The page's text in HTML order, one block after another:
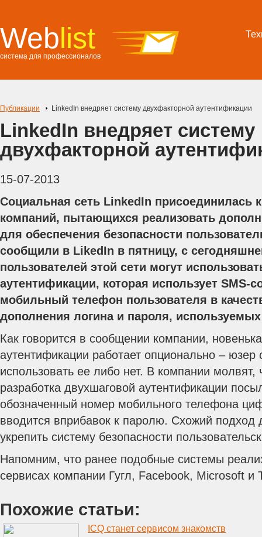
Weblist
система для профессионалов
Публикации LinkedIn внедряет систему двухфакторной аутентификации
LinkedIn внедряет систему
двухфакторной
15-07-2013
Социальная сеть LinkedIn присоединилась к
компаний, пытающихся реализовать
для обеспечения безопасности
сообщили в LikedIn в пятницу, с
пользователей этой сети могут
аутентификации, которая использует SMS-
мобильный телефон пользователя в
дополнения логина и пароля,
Как говорится в сообщении компании,
аутентификации работает опционально – юзер
использовать ее либо нет. В компании молвят,
разработка двухшаговой аутентификации
обозначенный номер мобильного телефона
вводится вприбавок к паролю. Схожий подход
укрепить систему безопасности
Напомним, что ранее подобные системы
сервисах компании Гугл, Facebook, Microsoft и
Похожие статьи:
ICQ станет сервисом знакомств